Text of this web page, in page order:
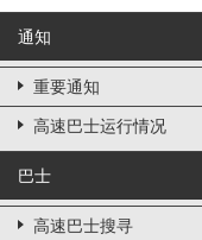
通知
重要通知
高速巴士运行情况
巴士
高速巴士搜寻